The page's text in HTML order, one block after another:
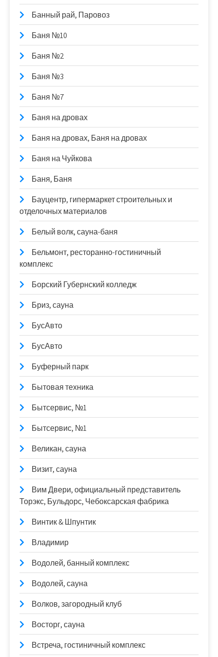
Банный рай, Паровоз
Баня №10
Баня №2
Баня №3
Баня №7
Баня на дровах
Баня на дровах, Баня на дровах
Баня на Чуйкова
Баня, Баня
Бауцентр, гипермаркет строительных и
отделочных материалов
Белый волк, сауна-баня
Бельмонт, ресторанно-гостиничный
комплекс
Борский Губернский колледж
Бриз, сауна
БусАвто
БусАвто
Буферный парк
Бытовая техника
Бытсервис, №1
Бытсервис, №1
Великан, сауна
Визит, сауна
Вим Двери, официальный представитель
Торэкс, Бульдорс, Чебоксарская фабрика
Винтик & Шпунтик
Владимир
Водолей, банный комплекс
Водолей, сауна
Волков, загородный клуб
Восторг, сауна
Встреча, гостиничный комплекс